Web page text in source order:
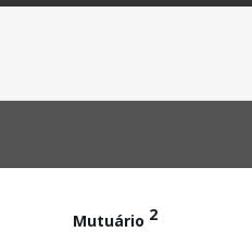
Mutuário 2